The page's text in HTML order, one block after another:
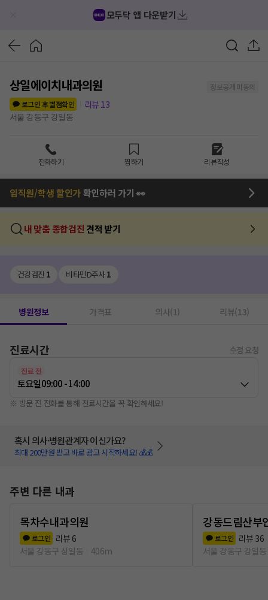
모두닥 앱 다운받기
상일에이치내과의원
정보공개 미동의
로그인 후 별점확인
리뷰 13
서울 강동구 강일동
전화하기 찜하기 리뷰작성
임직원/학생 할인가확인하러 가기 👀
내 맞춤 종합검진 견적 받기
건강검진 1 비타민D주사1
병원정보 가격표 의사(1) 리뷰(13)
진료시간 수정 요청
진료 전
토요일09:00 - 14:00
※ 방문 전 전화를 통해 진료시간을 꼭 확인하세요!
혹시 의사·병원관계자 이신가요?
최대 200만원 받고 바로 광고 시작하세요! 💰💰
주변 다른 내과
목차수내과의원
로그인 리뷰 6
서울 강동구 상일동
406m
강동드림산부
로그인 리뷰 36
서울 강동구 강일동